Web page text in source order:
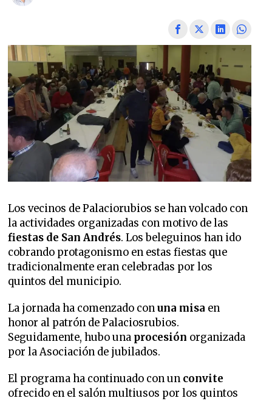
Los vecinos de Palaciorubios se han volcado con
la actividades organizadas con motivo de las
fiestas de San Andrés. Los beleguinos han ido
cobrando protagonismo en estas fiestas que
tradicionalmente eran celebradas por los
quintos del municipio.
La jornada ha comenzado conuna misa en
honor al patrón de Palaciosrubios.
Seguidamente, hubo una procesión organizada
por la Asociación de jubilados.
El programa ha continuado con un convite
ofrecido en el salón multiusos por los quintos